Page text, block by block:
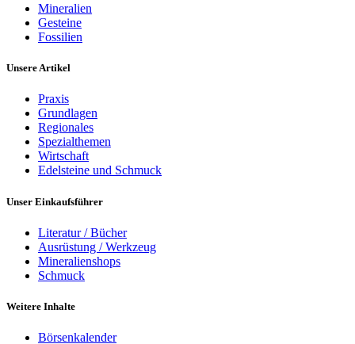
Mineralien
Gesteine
Fossilien
Unsere Artikel
Praxis
Grundlagen
Regionales
Spezialthemen
Wirtschaft
Edelsteine und Schmuck
Unser Einkaufsführer
Literatur / Bücher
Ausrüstung / Werkzeug
Mineralienshops
Schmuck
Weitere Inhalte
Börsenkalender